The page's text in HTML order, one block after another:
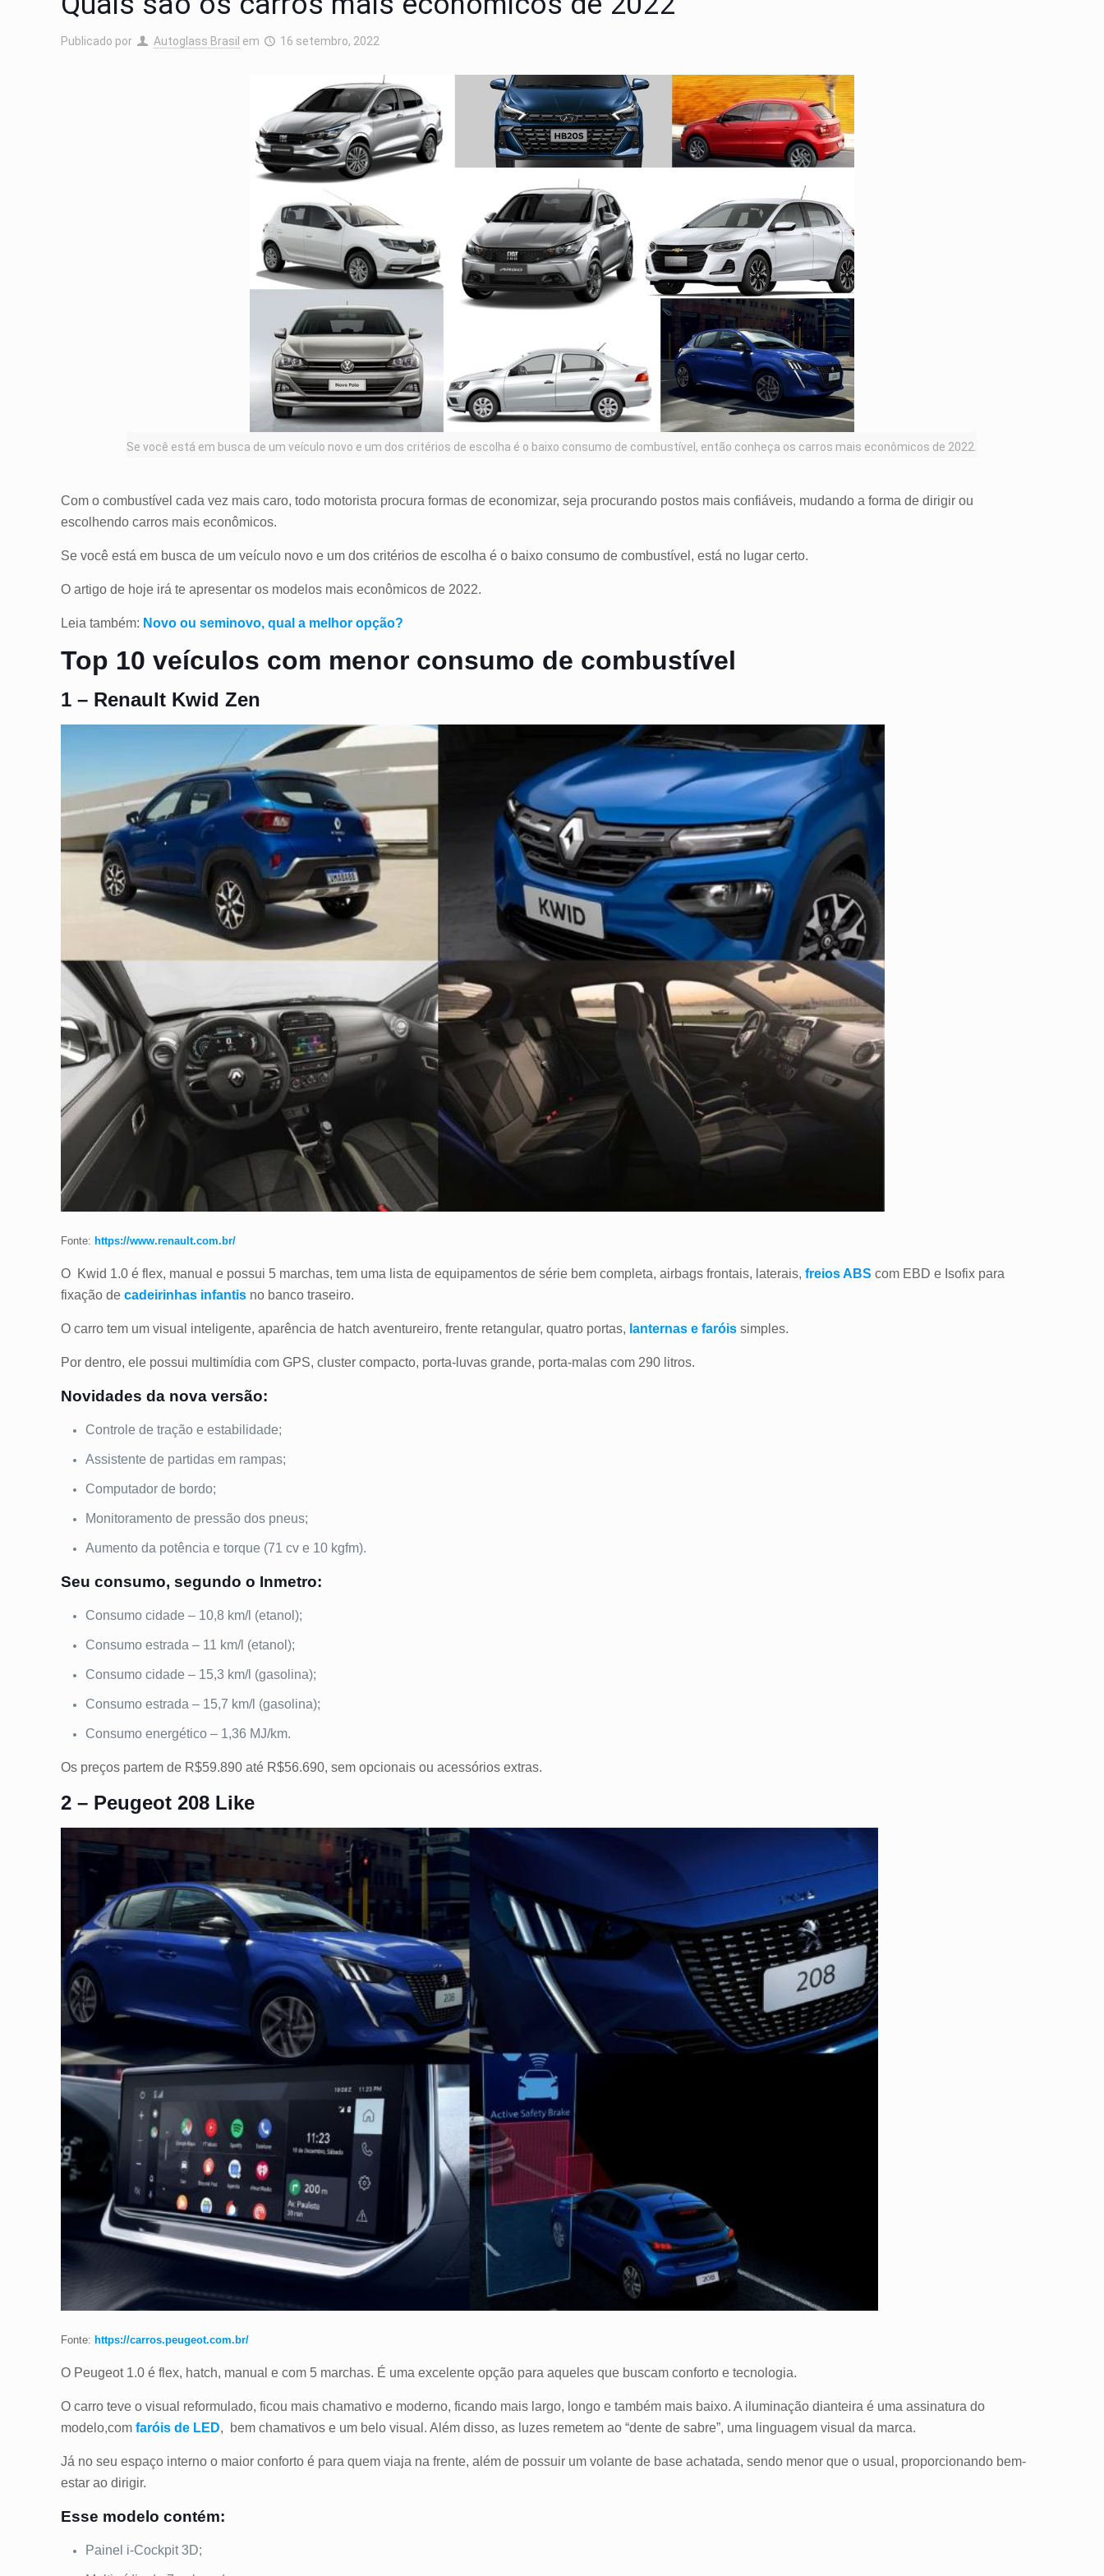
Publicado por Autoglass Brasil em 16 setembro, 2022
Se você está em busca de um veículo novo e um dos critérios de escolha é o baixo consumo de combustível, então conheça os carros mais econômicos de 2022.
Com o combustível cada vez mais caro, todo motorista procura formas de economizar, seja procurando postos mais confiáveis, mudando a forma de dirigir ou
escolhendo carros mais econômicos.
Se você está em busca de um veículo novo e um dos critérios de escolha é o baixo consumo de combustível, está no lugar certo.
O artigo de hoje irá te apresentar os modelos mais econômicos de 2022.
Leia também: Novo ou seminovo, qual a melhor opção?
Top 10 veículos com menor consumo de combustível
1 – Renault Kwid Zen
Fonte: https://www.renault.com.br/
O Kwid 1.0 é flex, manual e possui 5 marchas, tem uma lista de equipamentos desérie bem completa, airbags frontais, laterais,freios ABS com EBD e Isofix para
fixação decadeirinhas infantis no banco traseiro.
O carro tem um visual inteligente, aparência de hatch aventureiro, frente retangular, quatro portas, lanternas e faróis simples.
Por dentro, ele possui multimídia com GPS, cluster compacto, porta-luvas grande, porta-malas com 290 litros.
Novidades da nova versão:
Controle de tração e estabilidade;
Assistente de partidas em rampas;
Computador de bordo;
Monitoramento de pressão dos pneus;
Aumento da potência e torque (71 cv e 10 kgfm).
Seu consumo, segundo o Inmetro:
Consumo cidade – 10,8 km/l (etanol);
Consumo estrada – 11 km/l (etanol);
Consumo cidade – 15,3 km/l (gasolina);
Consumo estrada – 15,7 km/l (gasolina);
Consumo energético – 1,36 MJ/km.
Os preços partem de R$59.890 até R$56.690, sem opcionais ou acessórios extras.
2 – Peugeot 208 Like
Fonte: https://carros.peugeot.com.br/
O Peugeot 1.0 é flex, hatch, manual e com 5 marchas. É uma excelente opção para aqueles que buscam conforto e tecnologia.
O carro teve o visual reformulado, ficou mais chamativo e moderno, ficando mais largo, longo e também mais baixo. A iluminação dianteira é uma assinatura do
modelo,comfaróis de LED, bem chamativos e um belo visual. Além disso, as luzes remetem ao “dente de sabre”, uma linguagem visual da marca.
Já no seu espaço interno o maior conforto é para quem viaja na frente, além de possuir um volante de base achatada, sendo menor que o usual, proporcionando bem-
estar ao dirigir.
Esse modelo contém:
Painel i-Cockpit 3D;